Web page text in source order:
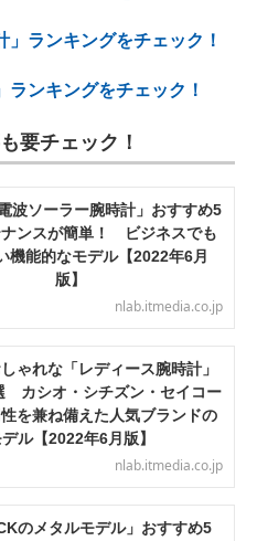
ランキングをチェック！
ンキングをチェック！
要チェック！
波ソーラー腕時計」おすすめ5
ンスが簡単！ ビジネスでも
機能的なモデル【2022年6月
版】
nlab.itmedia.co.jp
ゃれな「レディース腕時計」
カシオ・シチズン・セイコー
を兼ね備えた人気ブランドの
ル【2022年6月版】
nlab.itmedia.co.jp
のメタルモデル」おすすめ5